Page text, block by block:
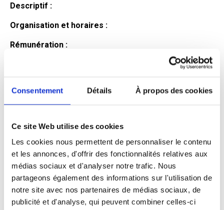
Consentement Détails À propos des cookies
Ce site Web utilise des cookies
Les cookies nous permettent de personnaliser le contenu
et les annonces, d'offrir des fonctionnalités relatives aux
médias sociaux et d'analyser notre trafic. Nous
partageons également des informations sur l'utilisation de
notre site avec nos partenaires de médias sociaux, de
publicité et d'analyse, qui peuvent combiner celles-ci
Descriptif :
Organisation et horaires :
Rémunération :
Profil du
candidat
Qualifications et diplômes :
Profil recherché :